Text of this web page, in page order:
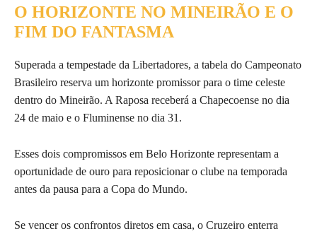
O HORIZONTE NO MINEIRÃO E O
FIM DO FANTASMA
Superada a tempestade da Libertadores, a tabela do Campeonato
Brasileiro reserva um horizonte promissor para o time celeste
dentro do Mineirão. A Raposa receberá a Chapecoense no dia
24 de maio e o Fluminense no dia 31.
Esses dois compromissos em Belo Horizonte representam a
oportunidade de ouro para reposicionar o clube na temporada
antes da pausa para a Copa do Mundo.
Se vencer os confrontos diretos em casa, o Cruzeiro enterra